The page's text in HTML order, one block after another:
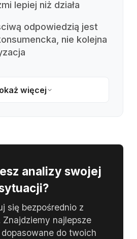
lepiej niż działa
odpowiedzią jest
nie kolejna
więcej
analizy swojej
się bezpośrednio z
Znajdziemy najlepsze
do twoich